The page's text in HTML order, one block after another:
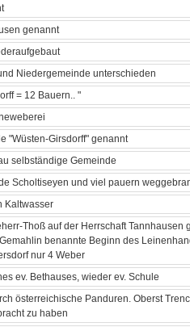
genannt
Niedergemeinde unterschieden
= 12 Bauern.. "
"Wüsten-Girsdorff" genannt
selbständige Gemeinde
Scholtiseyen und viel pauern
Kaltwasser
Thoß auf der Herrschaft
benannte Beginn des
nur 4 Weber
ev. Bethauses, wieder ev. Schule
österreichische Panduren. Oberst
zu haben